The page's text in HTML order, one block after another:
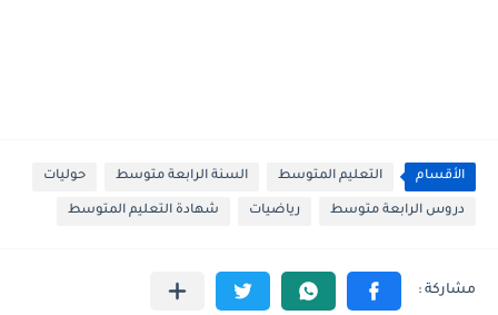
الأقسام التعليم المتوسط السنة الرابعة متوسط حوليات
دروس الرابعة متوسط رياضيات شهادة التعليم المتوسط